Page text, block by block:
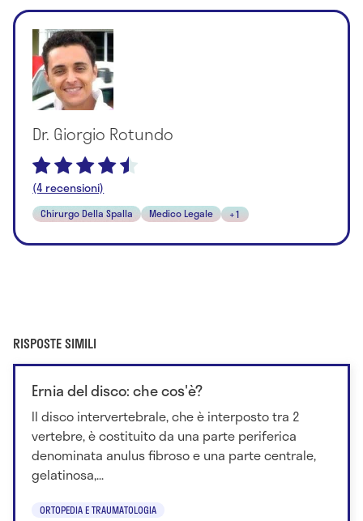
Dr. Giorgio Rotundo
(4 recensioni)
Chirurgo Della Spalla Medico Legale +1
RISPOSTE SIMILI
Ernia del disco: che cos'è?
Il disco intervertebrale, che è interposto tra 2
vertebre, è costituito da una parte periferica
denominata anulus fibroso e una parte centrale,
gelatinosa,...
ORTOPEDIA E TRAUMATOLOGIA